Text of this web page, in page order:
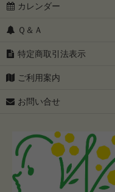
カレンダー
Ｑ＆Ａ
特定商取引法表示
ご利用案内
お問い合せ